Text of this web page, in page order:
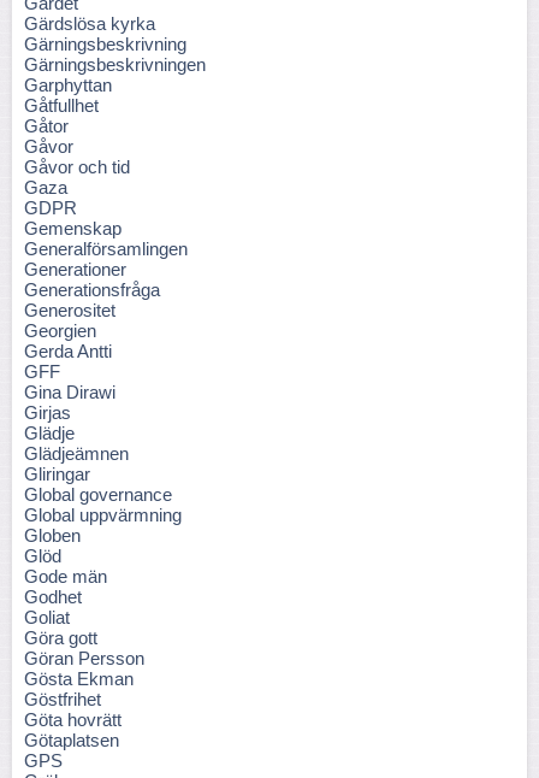
Gärdslösa kyrka
Gärningsbeskrivning
Gärningsbeskrivningen
Garphyttan
Gåtfullhet
Gåtor
Gåvor
Gåvor och tid
Gaza
GDPR
Gemenskap
Generalförsamlingen
Generationer
Generationsfråga
Generositet
Georgien
Gerda Antti
GFF
Gina Dirawi
Girjas
Glädje
Glädjeämnen
Gliringar
Global governance
Global uppvärmning
Globen
Glöd
Gode män
Godhet
Goliat
Göra gott
Göran Persson
Gösta Ekman
Göstfrihet
Göta hovrätt
Götaplatsen
GPS